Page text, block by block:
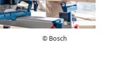
© Bosch